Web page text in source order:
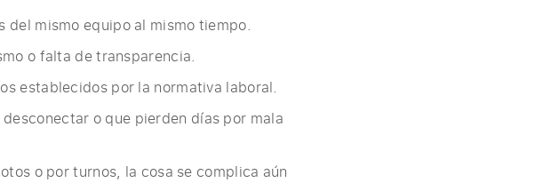
del mismo equipo al mismo tiempo.
o falta de transparencia.
establecidos por la normativa laboral.
o que pierden días por mala
o por turnos, la cosa se complica aún